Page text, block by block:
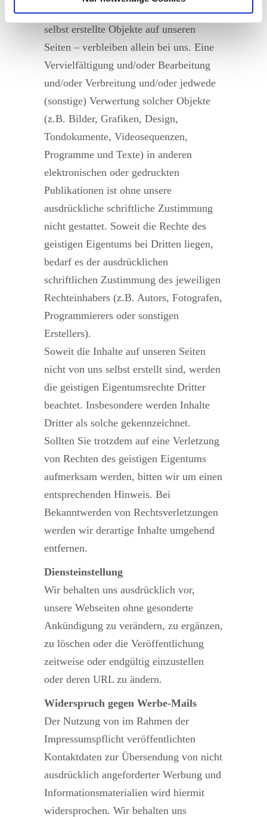
Urheberrecht für veröffentlichte, von uns
selbst erstellte Objekte auf unseren
Seiten – verbleiben allein bei uns. Eine
Vervielfältigung und/oder Bearbeitung
und/oder Verbreitung und/oder jedwede
(sonstige) Verwertung solcher Objekte
(z.B. Bilder, Grafiken, Design,
Tondokumente, Videosequenzen,
Programme und Texte) in anderen
elektronischen oder gedruckten
Publikationen ist ohne unsere
ausdrückliche schriftliche Zustimmung
nicht gestattet. Soweit die Rechte des
geistigen Eigentums bei Dritten liegen,
bedarf es der ausdrücklichen
schriftlichen Zustimmung des jeweiligen
Rechteinhabers (z.B. Autors, Fotografen,
Programmierers oder sonstigen
Erstellers).
Soweit die Inhalte auf unseren Seiten
nicht von uns selbst erstellt sind, werden
die geistigen Eigentumsrechte Dritter
beachtet. Insbesondere werden Inhalte
Dritter als solche gekennzeichnet.
Sollten Sie trotzdem auf eine Verletzung
von Rechten des geistigen Eigentums
aufmerksam werden, bitten wir um einen
entsprechenden Hinweis. Bei
Bekanntwerden von Rechtsverletzungen
werden wir derartige Inhalte umgehend
entfernen.
Diensteinstellung
Wir behalten uns ausdrücklich vor,
unsere Webseiten ohne gesonderte
Ankündigung zu verändern, zu ergänzen,
zu löschen oder die Veröffentlichung
zeitweise oder endgültig einzustellen
oder deren URL zu ändern.
Widerspruch gegen Werbe-Mails
Der Nutzung von im Rahmen der
Impressumspflicht veröffentlichten
Kontaktdaten zur Übersendung von nicht
ausdrücklich angeforderter Werbung und
Informationsmaterialien wird hiermit
widersprochen. Wir behalten uns